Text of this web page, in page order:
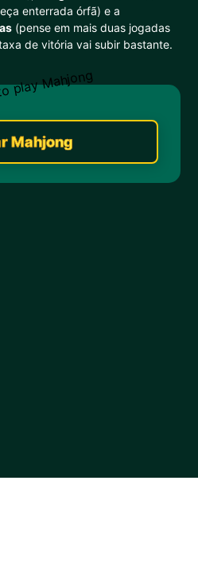
enterrada órfã) e a
(pense em mais duas jogadas
de vitória vai subir bastante.
Mahjong